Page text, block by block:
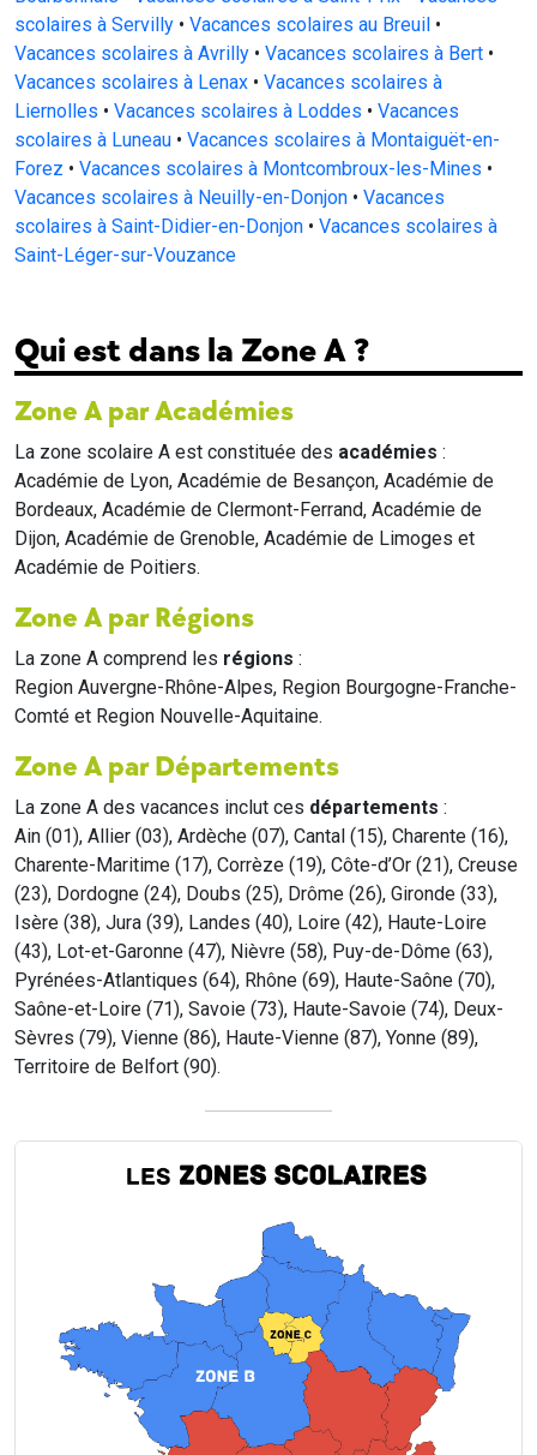
scolaires à Servilly • Vacances scolaires au Breuil •
Vacances scolaires à Avrilly • Vacances scolaires à Bert •
Vacances scolaires à Lenax • Vacances scolaires à
Liernolles • Vacances scolaires à Loddes • Vacances
scolaires à Luneau • Vacances scolaires à Montaiguët-en-
Forez • Vacances scolaires à Montcombroux-les-Mines •
Vacances scolaires à Neuilly-en-Donjon • Vacances
scolaires à Saint-Didier-en-Donjon • Vacances scolaires à
Saint-Léger-sur-Vouzance
Qui est dans la Zone A ?
Zone A par Académies
La zone scolaire A est constituée des académies :
Académie de Lyon, Académie de Besançon, Académie de
Bordeaux, Académie de Clermont-Ferrand, Académie de
Dijon, Académie de Grenoble, Académie de Limoges et
Académie de Poitiers.
Zone A par Régions
La zone A comprend les régions :
Region Auvergne-Rhône-Alpes, Region Bourgogne-Franche-
Comté et Region Nouvelle-Aquitaine.
Zone A par Départements
La zone A des vacances inclut ces départements :
Ain (01), Allier (03), Ardèche (07), Cantal (15), Charente (16),
Charente-Maritime (17), Corrèze (19), Côte-d’Or (21), Creuse
(23), Dordogne (24), Doubs (25), Drôme (26), Gironde (33),
Isère (38), Jura (39), Landes (40), Loire (42), Haute-Loire
(43), Lot-et-Garonne (47), Nièvre (58), Puy-de-Dôme (63),
Pyrénées-Atlantiques (64), Rhône (69), Haute-Saône (70),
Saône-et-Loire (71), Savoie (73), Haute-Savoie (74), Deux-
Sèvres (79), Vienne (86), Haute-Vienne (87), Yonne (89),
Territoire de Belfort (90).